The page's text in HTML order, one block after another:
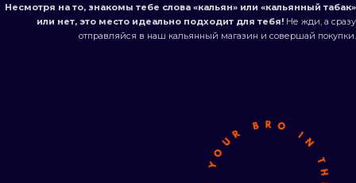
Несмотря на то, знакомы тебе слова «кальян» или «кальянный табак»
или нет, это место идеально подходит для тебя! Не жди, а сразу
отправляйся в наш кальянный магазин и совершай покупки.